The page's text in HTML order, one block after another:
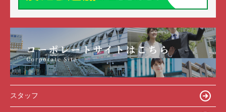
スタッフ